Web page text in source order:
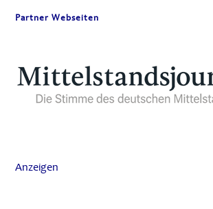
Partner Webseiten
Anzeigen